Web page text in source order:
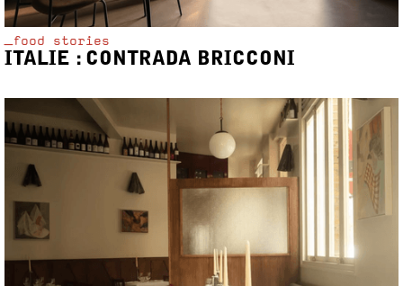
_food stories
ITALIE : CONTRADA BRICCONI